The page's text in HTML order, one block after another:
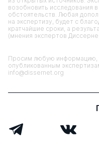
возобновить исследования
обстоятельств. Любая
на экспертизу, будет с
кратчайшие сроки, а
(мнения экспертов
Просим любую
опубликованным
info@dissernet.org